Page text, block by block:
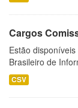
Cargos
Estão
Brasileiro de
CSV